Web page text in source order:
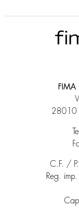
FIMA
28010
C.F. /
Reg.